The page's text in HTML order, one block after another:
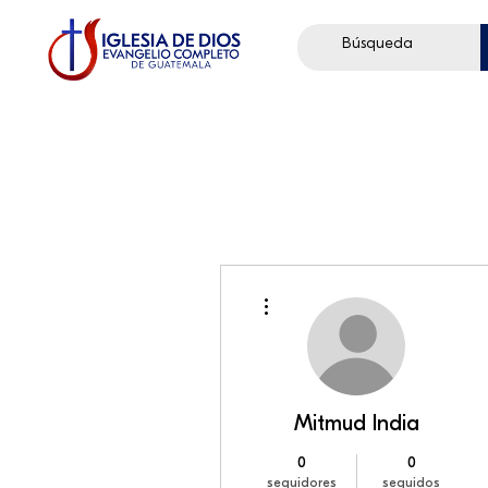
Mitmud India
0
seguidores
0
seguidos